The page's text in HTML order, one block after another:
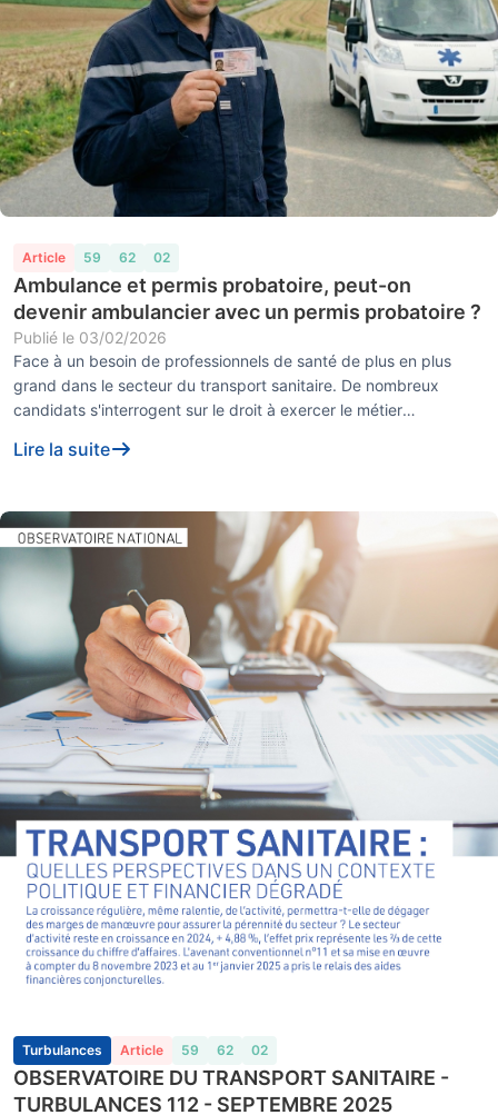
Article 59 62 02
Ambulance et permis probatoire, peut-on
devenir ambulancier avec un permis probatoire ?
Publié le 03/02/2026
Face à un besoin de professionnels de santé de plus en plus
grand dans le secteur du transport sanitaire. De nombreux
candidats s'interrogent sur le droit à exercer le métier
Lire la suite
Turbulances Article 59 62 02
OBSERVATOIRE DU TRANSPORT SANITAIRE -
TURBULANCES 112 - SEPTEMBRE 2025